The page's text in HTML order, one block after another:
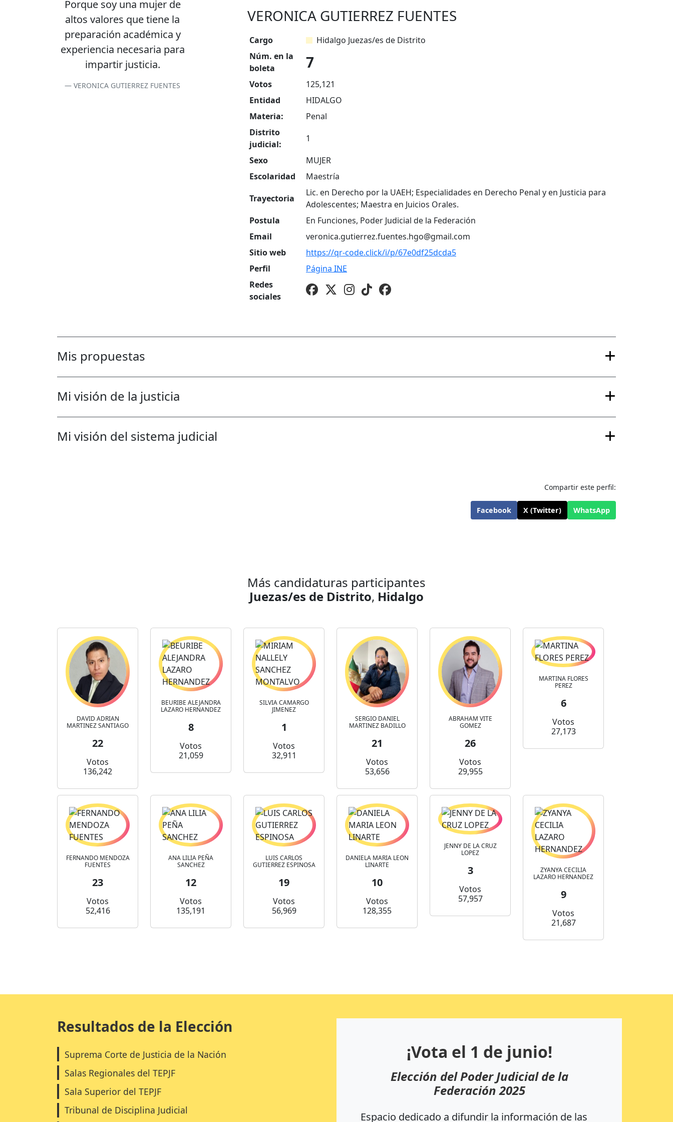
Porque soy una mujer de
altos valores que tiene la
preparación académica y
experiencia necesaria para
impartir justicia.
VERONICA GUTIERREZ FUENTES
VERONICA GUTIERREZ FUENTES
Cargo
Hidalgo Juezas/es de Distrito
Núm. en la
boleta
7
Votos
125,121
Entidad
HIDALGO
Materia:
Penal
Distrito
judicial:
1
Sexo
MUJER
Escolaridad
Maestría
Trayectoria
Lic. en Derecho por la UAEH; Especialidades en Derecho Penal y en Justicia para
Adolescentes; Maestra en Juicios Orales.
Postula
En Funciones, Poder Judicial de la Federación
Email
veronica.gutierrez.fuentes.hgo@gmail.com
Sitio web
https://qr-code.click/i/p/67e0df25dcda5
Perfil
Página INE
Redes
sociales
Mis propuestas
Mi visión de la justicia
Mi visión del sistema judicial
Compartir este perfil:
Facebook X (Twitter) WhatsApp
Más candidaturas participantes
Juezas/es de Distrito, Hidalgo
DAVID ADRIAN
MARTINEZ SANTIAGO
22
Votos
136,242
BEURIBE ALEJANDRA
LAZARO HERNANDEZ
8
Votos
21,059
SILVIA CAMARGO
JIMENEZ
1
Votos
32,911
SERGIO DANIEL
MARTINEZ BADILLO
21
Votos
53,656
ABRAHAM VITE
GOMEZ
26
Votos
29,955
MARTINA FLORES
PEREZ
6
Votos
27,173
FERNANDO MENDOZA
FUENTES
23
Votos
52,416
ANA LILIA PEÑA
SANCHEZ
12
Votos
135,191
LUIS CARLOS
GUTIERREZ ESPINOSA
19
Votos
56,969
DANIELA MARIA LEON
LINARTE
10
Votos
128,355
JENNY DE LA CRUZ
LOPEZ
3
Votos
57,957
ZYANYA CECILIA
LAZARO HERNANDEZ
9
Votos
21,687
Resultados de la Elección
Suprema Corte de Justicia de la Nación
Salas Regionales del TEPJF
Sala Superior del TEPJF
Tribunal de Disciplina Judicial
¡Vota el 1 de junio!
Elección del Poder Judicial de la
Federación 2025
Espacio dedicado a difundir la información de las